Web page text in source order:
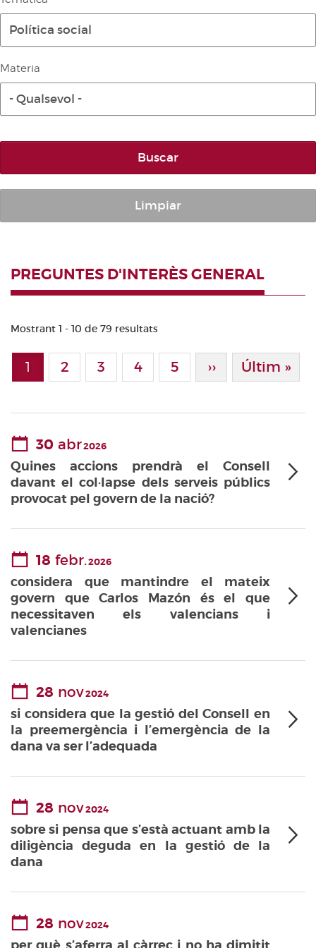
Diari de la Diputació Permanent
Publicacions no oficials
Anuari de Dret Parlamentari
Altres publicacions
Informació i venda
Política social
Materia
- Qualsevol -
Buscar
Limpiar
PREGUNTES D'INTERÈS GENERAL
Mostrant 1 - 10 de 79 resultats
Paginació
Pàgina actual
1 Page
2 Page
3 Page
4 Page
5 Pàgina
›› Última
Últim »
30 abr2026
Quines accions prendrà el Consell
davant el col·lapse dels serveis públics
provocat pel govern de la nació?
18 febr.2026
considera que mantindre el mateix
govern que Carlos Mazón és el que
necessitaven els valencians i
valencianes
28 nov2024
si considera que la gestió del Consell en
la preemergència i l’emergència de la
dana va ser l’adequada
28 nov2024
sobre si pensa que s’està actuant amb la
diligència deguda en la gestió de la
dana
28 nov2024